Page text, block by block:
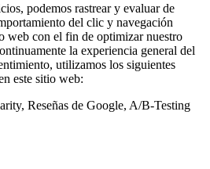
podemos rastrear y evaluar de
del clic y navegación
web con el fin de optimizar nuestro
la experiencia general del
utilizamos los siguientes
este sitio web:
Reseñas de Google, A/B-Testing